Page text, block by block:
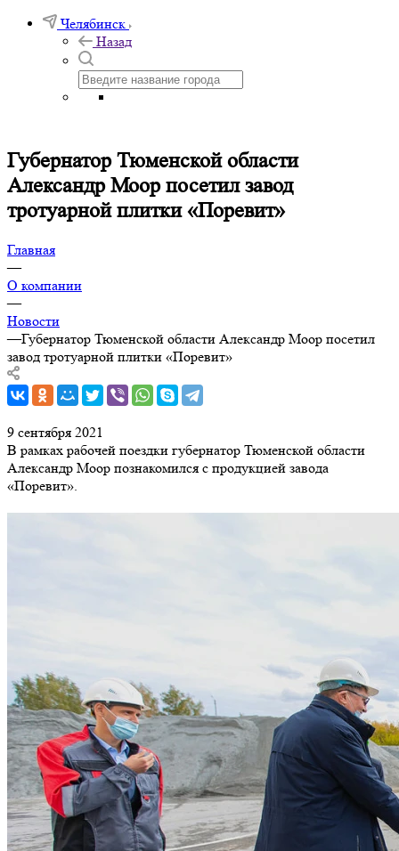
Челябинск
Назад
Губернатор Тюменской области
Александр Моор посетил завод
тротуарной плитки «Поревит»
Главная
—
О компании
—
Новости
—Губернатор Тюменской области Александр Моор посетил
завод тротуарной плитки «Поревит»
9 сентября 2021
В рамках рабочей поездки губернатор Тюменской области
Александр Моор познакомился с продукцией завода
«Поревит».